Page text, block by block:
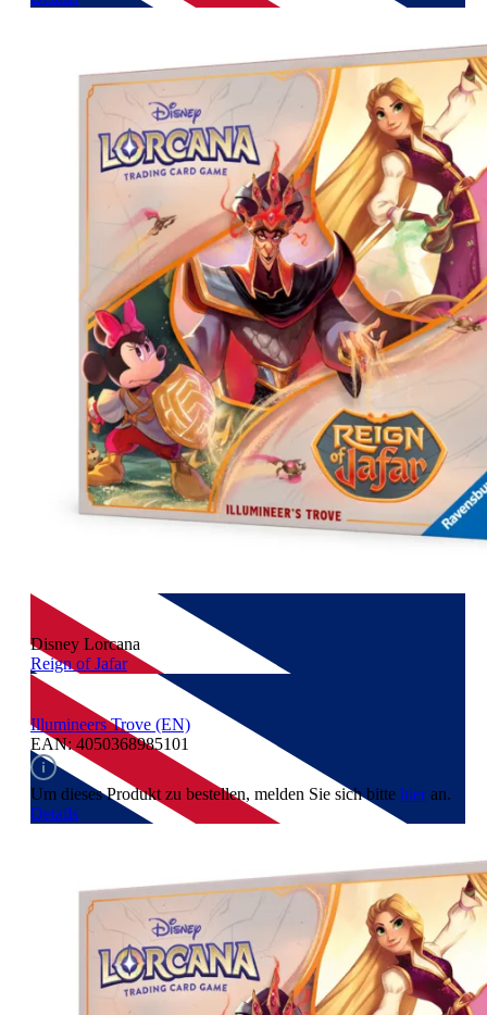
Disney Lorcana
Reign of Jafar
Illumineers Trove (EN)
EAN: 4050368985101
Um dieses Produkt zu bestellen, melden Sie sich bitte hieran.
Details